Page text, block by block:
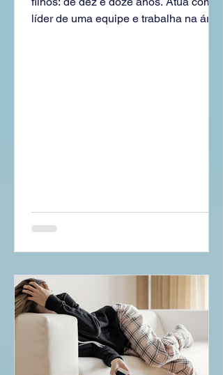
líder de uma equipe e trabalha na área